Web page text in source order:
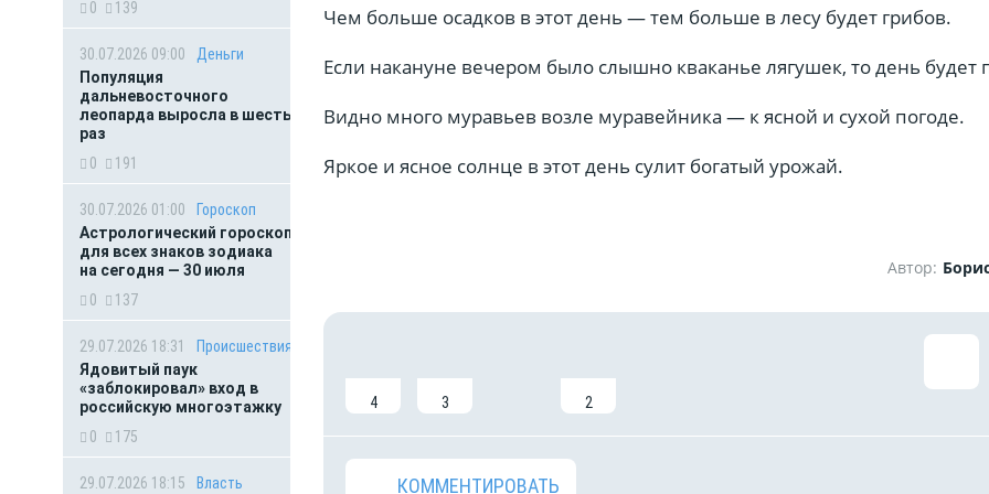
0
139
30.07.2026 09:00
Деньги
Популяция
дальневосточного
леопарда выросла в шесть
раз
0
191
30.07.2026 01:00
Гороскоп
Астрологический гороскоп
для всех знаков зодиака
на сегодня — 30 июля
0
137
29.07.2026 18:31
Происшествия
Ядовитый паук
«заблокировал» вход в
российскую многоэтажку
0
175
29.07.2026 18:15 Власть
Чем больше осадков в этот день — тем больше в лесу будет грибов.
Если накануне вечером было слышно кваканье лягушек, то день будет
Видно много муравьев возле муравейника — к ясной и сухой погоде.
Яркое и ясное солнце в этот день сулит богатый урожай.
Автор:
4 3 2
КОММЕНТИРОВАТЬ